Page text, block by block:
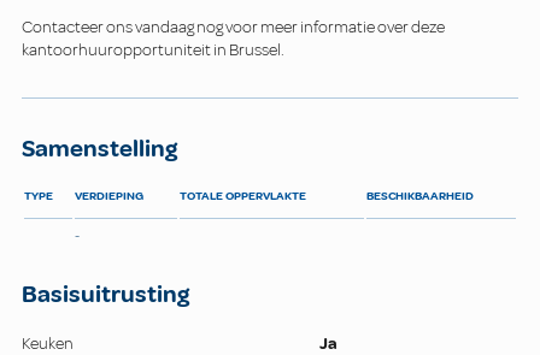
Contacteer ons vandaag nog voor meer informatie over deze
kantoorhuuropportuniteit in Brussel.
Samenstelling
TYPE VERDIEPING TOTALE OPPERVLAKTE BESCHIKBAARHEID
-
Basisuitrusting
Keuken
Ja